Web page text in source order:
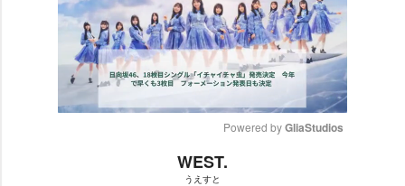
Powered by GliaStudios
WEST.
うえすと